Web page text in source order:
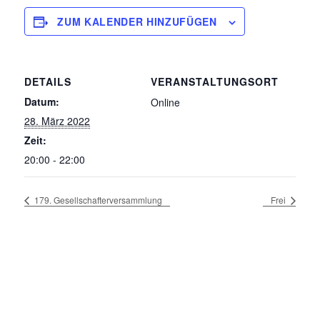
ZUM KALENDER HINZUFÜGEN
DETAILS
Datum:
28. März 2022
Zeit:
20:00 - 22:00
VERANSTALTUNGSORT
Online
179. Gesellschafterversammlung Frei